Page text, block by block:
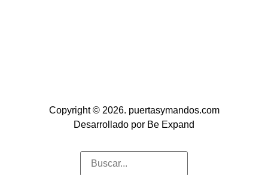
Copyright © 2026. puertasymandos.com
Desarrollado por Be Expand